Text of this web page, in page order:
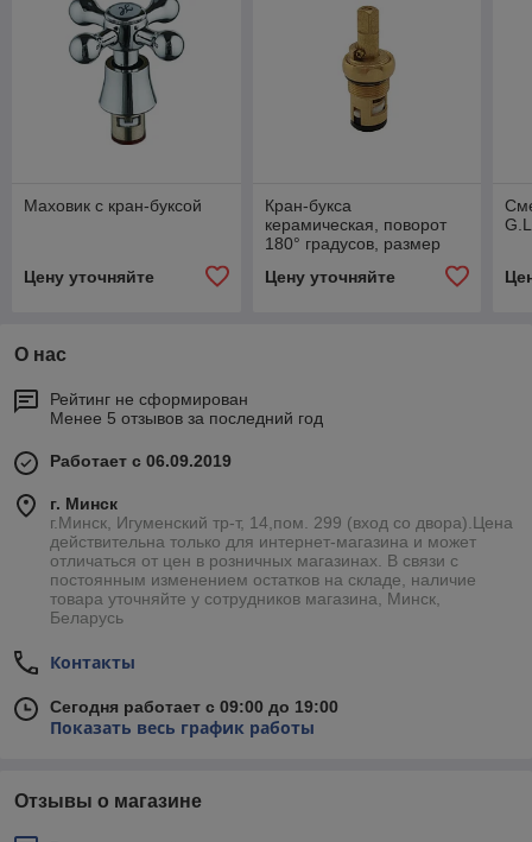
Маховик с кран-буксой
Цену уточняйте
Кран-букса
керамическая, поворот
180° градусов, размер
Цену уточняйте
О нас
Рейтинг не сформирован
Менее 5 отзывов за последний год
Работает с 06.09.2019
г. Минск
г.Минск, Игуменский тр-т, 14,пом. 299 (вход со двора).Цена
действительна только для интернет-магазина и может
отличаться от цен в розничных магазинах. В связи с
постоянным изменением остатков на складе, наличие
товара уточняйте у сотрудников магазина, Минск,
Беларусь
Контакты
Сегодня работает с 09:00 до 19:00
Показать весь график работы
Отзывы о магазине